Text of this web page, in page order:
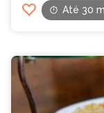
Até 30